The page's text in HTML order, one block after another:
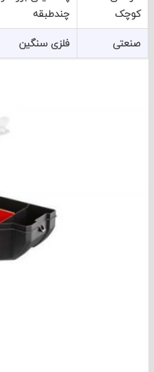
چندطبقه
فلزی سنگین